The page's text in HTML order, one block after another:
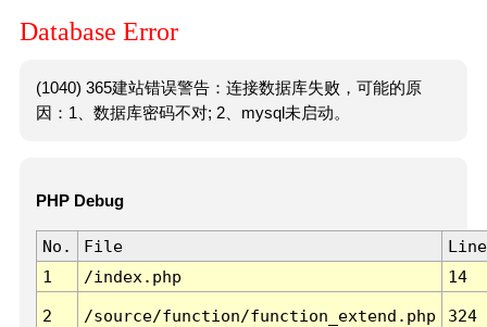
Database Error
(1040) 365建站错误警告：连接数据库失败，可能的原
因：1、数据库密码不对; 2、mysql未启动。
PHP Debug
No. File
Line
1
/index.php 14
2 /source/function/function_extend.php 324